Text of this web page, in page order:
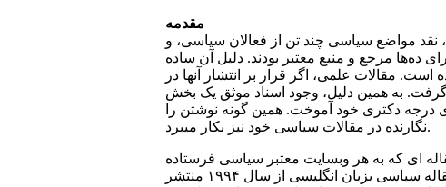
مقدمه
نقد مواضع سیاسی چند تن از فعالان سیاسی، و
ده‌ها مرجع و منبع معتبر بودند. دلیل آن ساده
مقالات علمی‌، اگر قرار بر انتشار آنها در
گرفت. به همین دلیل، وجود اسناد موثق یک بخش
درجه دکتری خود آموخت. همین گونه نوشتن را
نگارنده در مقالات سیاسی خود نیز بکار میبرد.
ای که به هر وبسایت معتبر سیاسی فرستاده
شود، باید دارای منابع و مراجع معتبر باشند، وگرنه مورد قبول قرار نخواهد گرفت. نگارنده خود صد‌ها مقاله سیاسی بزبان انگلیسی از سال ۱۹۹۴ منتشر